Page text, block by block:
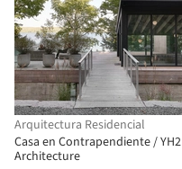
Arquitectura Residencial
Casa en Contrapendiente / YH2
Architecture